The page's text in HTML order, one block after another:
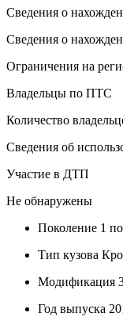
Сведения о
Сведения о
Ограничения на
Владельцы по ПТС
Количество
Сведения об
Участие в ДТП
Не обнаружены
Поколение 1
Тип кузова
Модификация
Год выпуска